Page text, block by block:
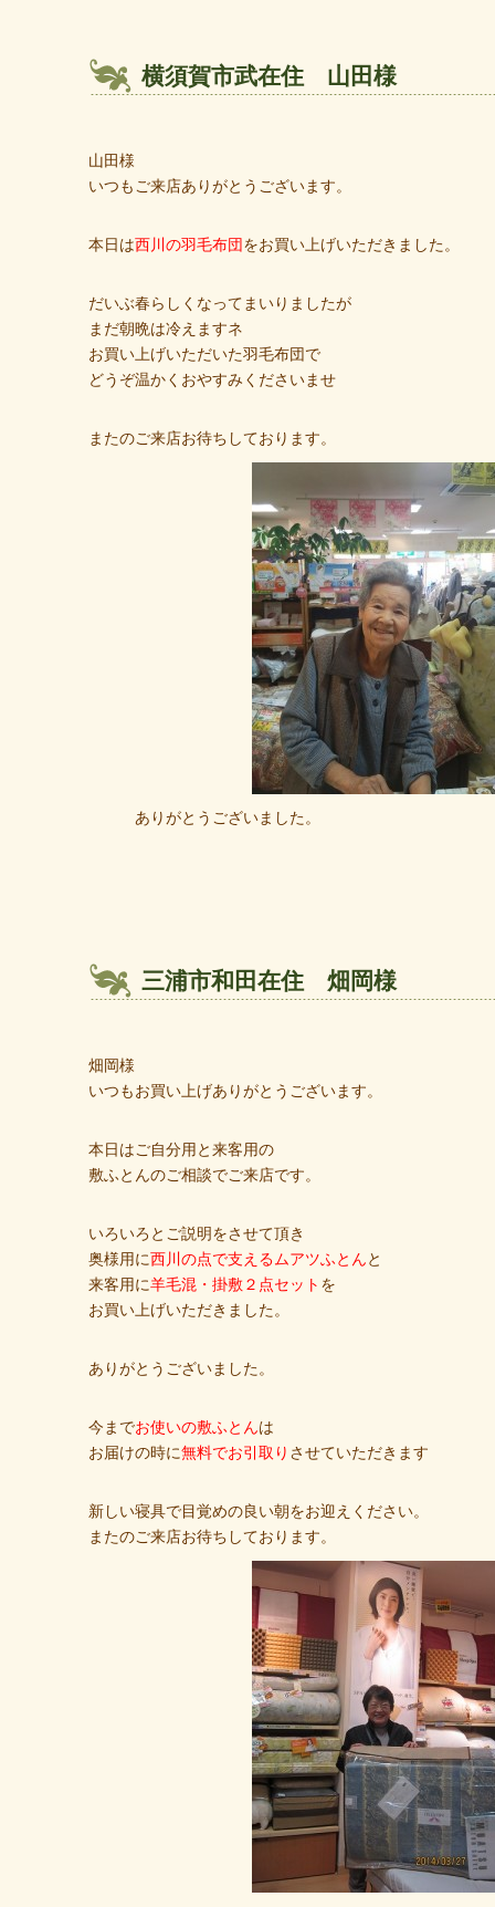
横須賀市武在住 山田様
山田様
いつもご来店ありがとうございます。
本日は西川の羽毛布団をお買い上げいただきました。
だいぶ春らしくなってまいりましたが
まだ朝晩は冷えますネ
お買い上げいただいた羽毛布団で
どうぞ温かくおやすみくださいませ
またのご来店お待ちしております。
ありがとうございました。
三浦市和田在住 畑岡様
畑岡様
いつもお買い上げありがとうございます。
本日はご自分用と来客用の
敷ふとんのご相談でご来店です。
いろいろとご説明をさせて頂き
奥様用に西川の点で支えるムアツふとんと
来客用に羊毛混・掛敷２点セット を
お買い上げいただきました。
ありがとうございました。
今までお使いの敷ふとんは
お届けの時に無料でお引取り させていただきます
新しい寝具で目覚めの良い朝をお迎えください。
またのご来店お待ちしております。